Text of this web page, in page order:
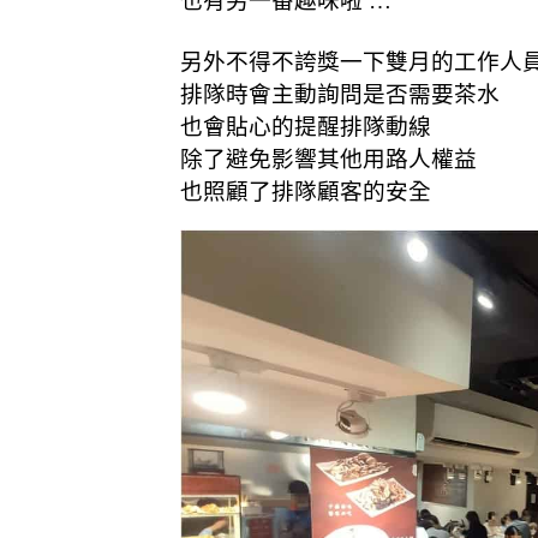
另外不得不誇獎一下雙月的工作人
排隊時會主動詢問是否需要茶水
也會貼心的提醒排隊動線
除了避免影響其他用路人權益
也照顧了排隊顧客的安全